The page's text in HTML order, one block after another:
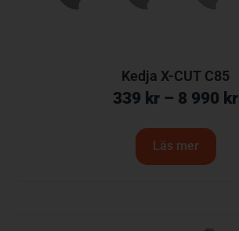
Kedja X-CUT C85
339 kr – 8 990 kr
Läs mer